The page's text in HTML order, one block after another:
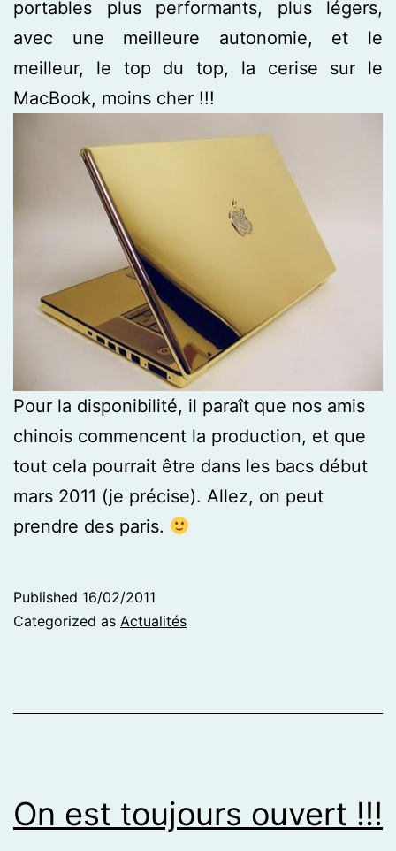
portables plus performants, plus légers,
avec une meilleure autonomie, et le
meilleur, le top du top, la cerise sur le
MacBook, moins cher !!!
Pour la disponibilité, il paraît que nos amis
chinois commencent la production, et que
tout cela pourrait être dans les bacs début
mars 2011 (je précise). Allez, on peut
prendre des paris.
Published 16/02/2011
Categorized as Actualités
On est toujours ouvert !!!